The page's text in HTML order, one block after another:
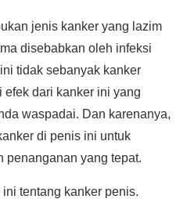
jenis kanker yang lazim
disebabkan oleh infeksi
tidak sebanyak kanker
efek dari kanker ini yang
waspadai. Dan karenanya,
di penis ini untuk
penanganan yang tepat.
tentang kanker penis.